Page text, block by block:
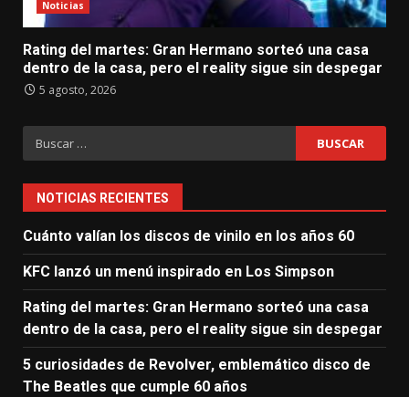
Noticias
Rating del martes: Gran Hermano sorteó una casa
dentro de la casa, pero el reality sigue sin despegar
5 agosto, 2026
Buscar:
NOTICIAS RECIENTES
Cuánto valían los discos de vinilo en los años 60
KFC lanzó un menú inspirado en Los Simpson
Rating del martes: Gran Hermano sorteó una casa
dentro de la casa, pero el reality sigue sin despegar
5 curiosidades de Revolver, emblemático disco de
The Beatles que cumple 60 años